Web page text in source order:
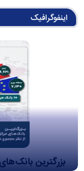
اینفوگرافیک
بزرگترین